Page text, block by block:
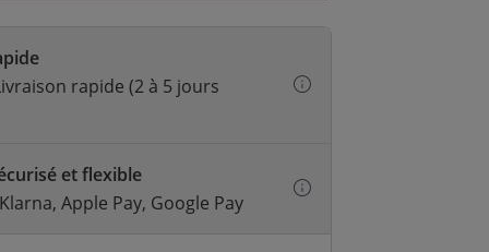
rapide (2 à 5 jours
et flexible
Apple Pay, Google Pay